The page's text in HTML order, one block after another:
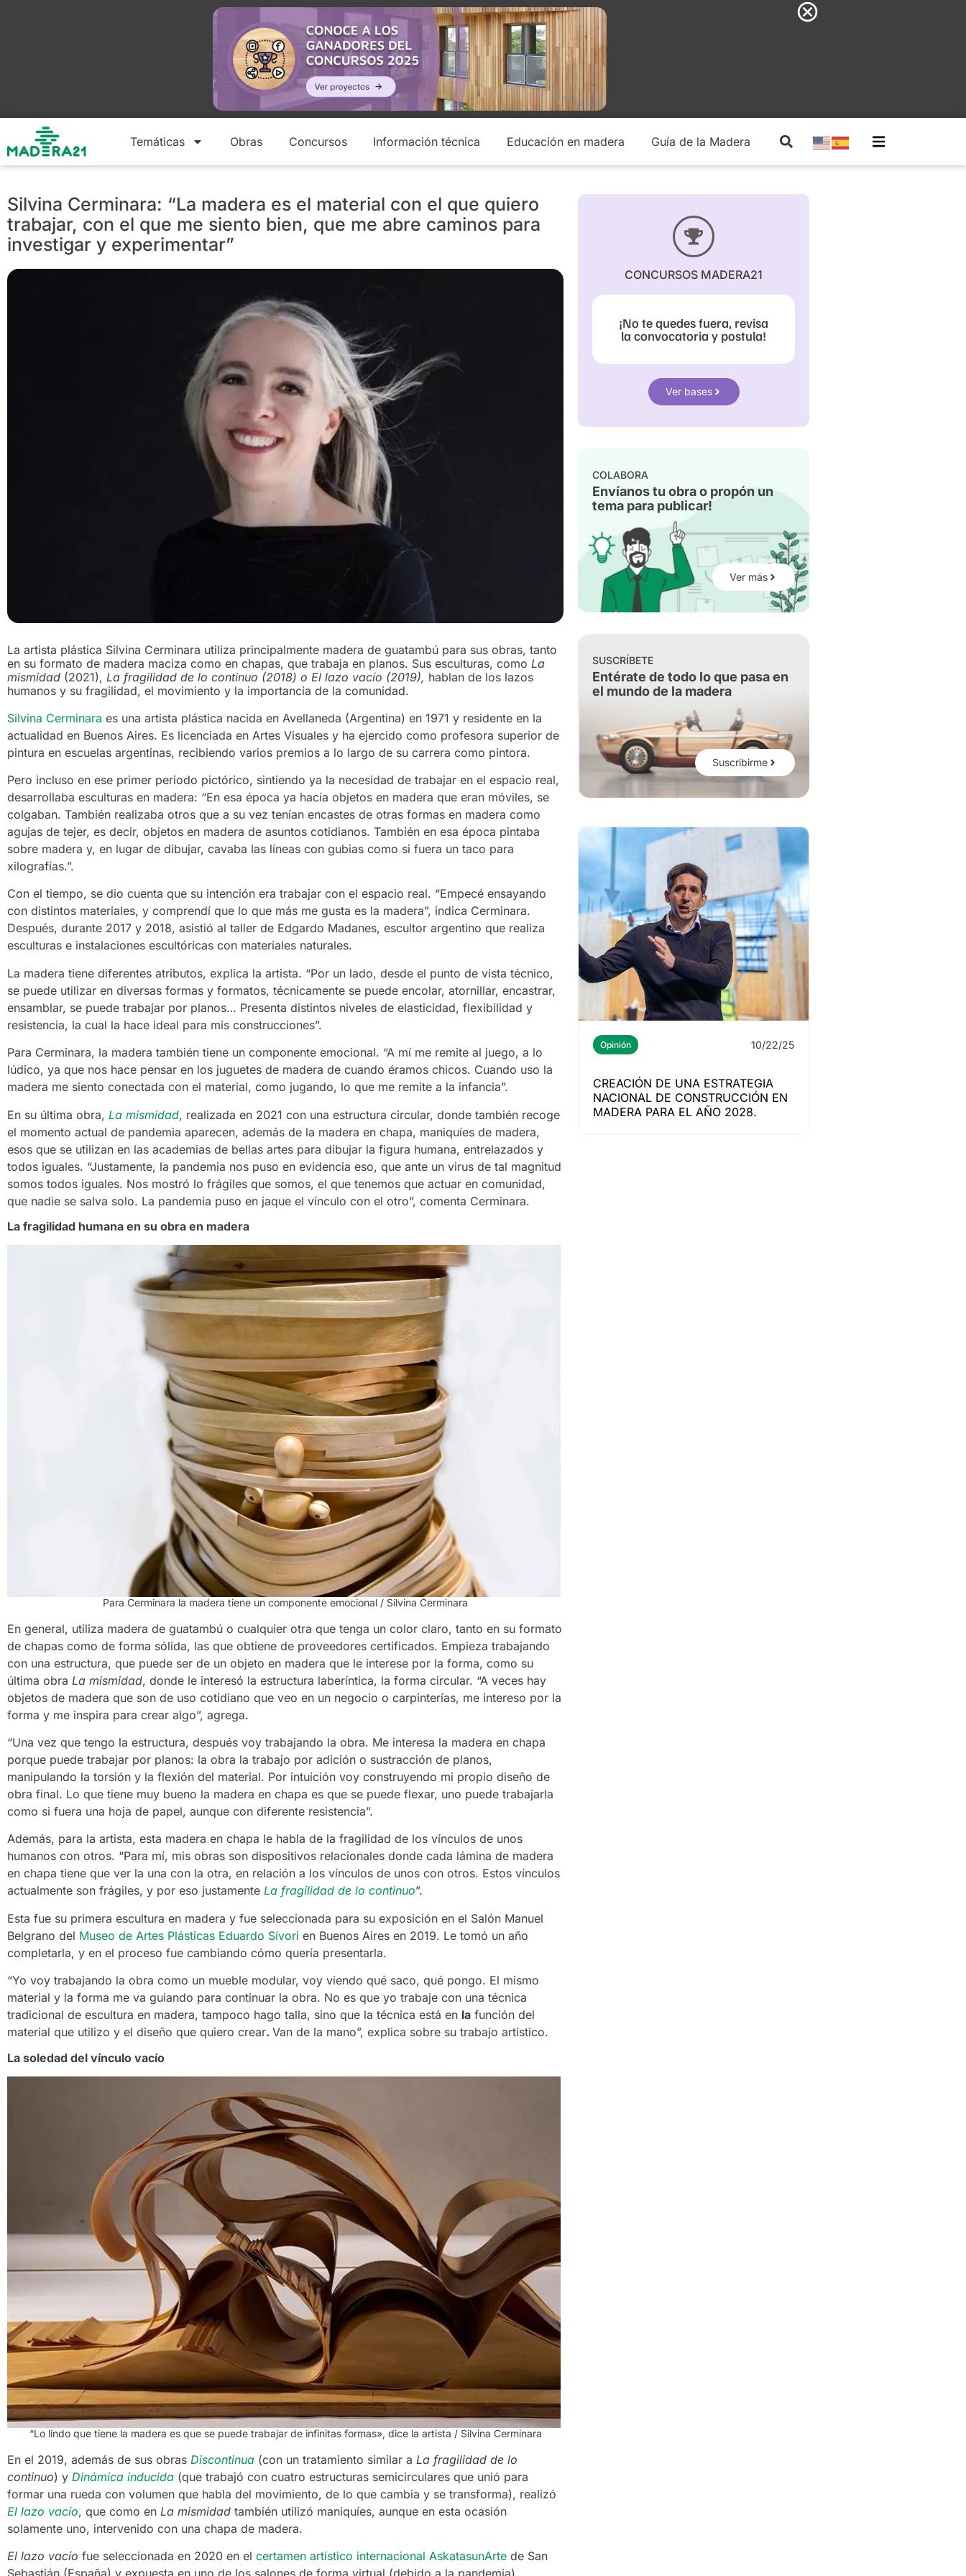
Temáticas Obras Concursos Información técnica Educación en madera Guía de la Madera
Silvina Cerminara: “La madera es el material con el que quiero
trabajar, con el que me siento bien, que me abre caminos para
investigar y experimentar”
La artista plástica Silvina Cerminara utiliza principalmente madera de guatambú para sus obras, tanto
en su formato de madera maciza como en chapas, que trabaja en planos. Sus esculturas, como La
mismidad (2021), La fragilidad de lo continuo (2018) o El lazo vacío (2019), hablan de los lazos
humanos y su fragilidad, el movimiento y la importancia de la comunidad.
Silvina Cerminara es una artista plástica nacida en Avellaneda (Argentina) en 1971 y residente en la
actualidad en Buenos Aires. Es licenciada en Artes Visuales y ha ejercido como profesora superior de
pintura en escuelas argentinas, recibiendo varios premios a lo largo de su carrera como pintora.
Pero incluso en ese primer periodo pictórico, sintiendo ya la necesidad de trabajar en el espacio real,
desarrollaba esculturas en madera: “En esa época ya hacía objetos en madera que eran móviles, se
colgaban. También realizaba otros que a su vez tenían encastes de otras formas en madera como
agujas de tejer, es decir, objetos en madera de asuntos cotidianos. También en esa época pintaba
sobre madera y, en lugar de dibujar, cavaba las líneas con gubias como si fuera un taco para
xilografías.”.
Con el tiempo, se dio cuenta que su intención era trabajar con el espacio real. “Empecé ensayando
con distintos materiales, y comprendí que lo que más me gusta es la madera”, indica Cerminara.
Después, durante 2017 y 2018, asistió al taller de Edgardo Madanes, escultor argentino que realiza
esculturas e instalaciones escultóricas con materiales naturales.
La madera tiene diferentes atributos, explica la artista. “Por un lado, desde el punto de vista técnico,
se puede utilizar en diversas formas y formatos, técnicamente se puede encolar, atornillar, encastrar,
ensamblar, se puede trabajar por planos… Presenta distintos niveles de elasticidad, flexibilidad y
resistencia, la cual la hace ideal para mis construcciones”.
Para Cerminara, la madera también tiene un componente emocional. “A mí me remite al juego, a lo
lúdico, ya que nos hace pensar en los juguetes de madera de cuando éramos chicos. Cuando uso la
madera me siento conectada con el material, como jugando, lo que me remite a la infancia”.
En su última obra, La mismidad, realizada en 2021 con una estructura circular, donde también recoge
el momento actual de pandemia aparecen, además de la madera en chapa, maniquíes de madera,
esos que se utilizan en las academias de bellas artes para dibujar la figura humana, entrelazados y
todos iguales. “Justamente, la pandemia nos puso en evidencia eso, que ante un virus de tal magnitud
somos todos iguales. Nos mostró lo frágiles que somos, el que tenemos que actuar en comunidad,
que nadie se salva solo. La pandemia puso en jaque el vínculo con el otro”, comenta Cerminara.
La fragilidad humana en su obra en madera
Para Cerminara la madera tiene un componente emocional / Silvina Cerminara
En general, utiliza madera de guatambú o cualquier otra que tenga un color claro, tanto en su formato
de chapas como de forma sólida, las que obtiene de proveedores certificados. Empieza trabajando
con una estructura, que puede ser de un objeto en madera que le interese por la forma, como su
última obra La mismidad, donde le interesó la estructura laberíntica, la forma circular. “A veces hay
objetos de madera que son de uso cotidiano que veo en un negocio o carpinterías, me intereso por la
forma y me inspira para crear algo”, agrega.
“Una vez que tengo la estructura, después voy trabajando la obra. Me interesa la madera en chapa
porque puede trabajar por planos: la obra la trabajo por adición o sustracción de planos,
manipulando la torsión y la flexión del material. Por intuición voy construyendo mi propio diseño de
obra final. Lo que tiene muy bueno la madera en chapa es que se puede flexar, uno puede trabajarla
como si fuera una hoja de papel, aunque con diferente resistencia”.
Además, para la artista, esta madera en chapa le habla de la fragilidad de los vínculos de unos
humanos con otros. “Para mí, mis obras son dispositivos relacionales donde cada lámina de madera
en chapa tiene que ver la una con la otra, en relación a los vínculos de unos con otros. Estos vínculos
actualmente son frágiles, y por eso justamente La fragilidad de lo continuo”.
Esta fue su primera escultura en madera y fue seleccionada para su exposición en el Salón Manuel
Belgrano del Museo de Artes Plásticas Eduardo Sívori en Buenos Aires en 2019. Le tomó un año
completarla, y en el proceso fue cambiando cómo quería presentarla.
“Yo voy trabajando la obra como un mueble modular, voy viendo qué saco, qué pongo. El mismo
material y la forma me va guiando para continuar la obra. No es que yo trabaje con una técnica
tradicional de escultura en madera, tampoco hago talla, sino que la técnica está en la función del
material que utilizo y el diseño que quiero crear. Van de la mano”, explica sobre su trabajo artístico.
La soledad del vínculo vacío
“Lo lindo que tiene la madera es que se puede trabajar de infinitas formas», dice la artista / Silvina Cerminara
En el 2019, además de sus obras Discontinua (con un tratamiento similar a La fragilidad de lo
continuo) y Dinámica inducida (que trabajó con cuatro estructuras semicirculares que unió para
formar una rueda con volumen que habla del movimiento, de lo que cambia y se transforma), realizó
El lazo vacío, que como en La mismidad también utilizó maniquíes, aunque en esta ocasión
solamente uno, intervenido con una chapa de madera.
El lazo vacío fue seleccionada en 2020 en el certamen artístico internacional AskatasunArte de San
CONCURSOS MADERA21
¡No te quedes fuera, revisa
la convocatoria y postula!
Ver bases
COLABORA
Envíanos tu obra o propón un
tema para publicar!
Ver más
SUSCRÍBETE
Entérate de todo lo que pasa en
el mundo de la madera
Suscribirme
Opinión 10/22/25
CREACIÓN DE UNA ESTRATEGIA
NACIONAL DE CONSTRUCCIÓN EN
MADERA PARA EL AÑO 2028.